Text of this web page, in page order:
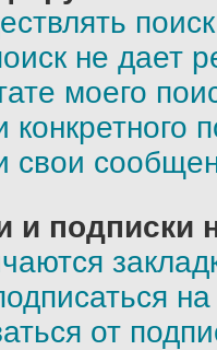
не дает
моего
конкретного
свои
и подписки
от